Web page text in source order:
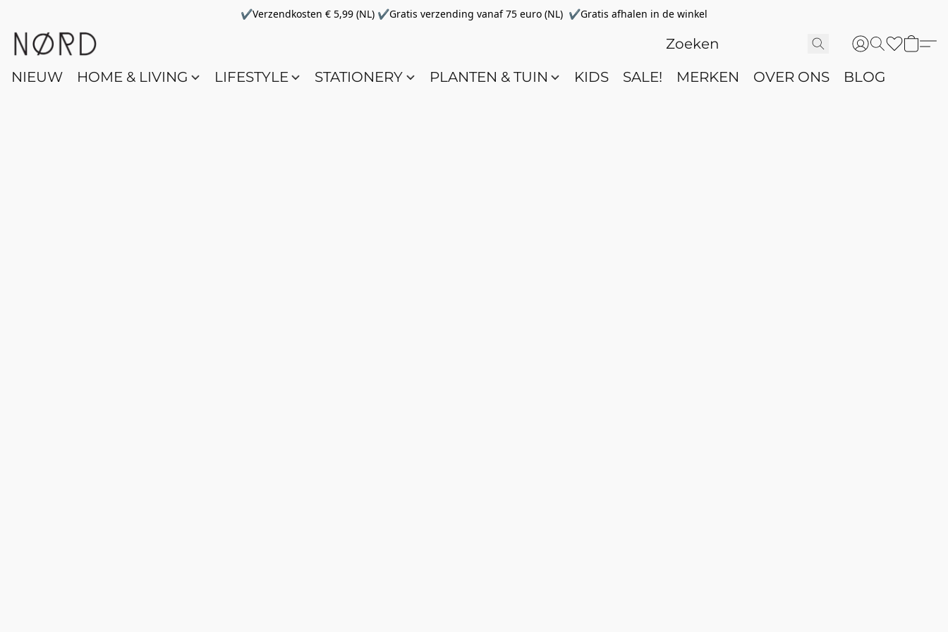
✔Verzendkosten € 5,99 (NL) ✔Gratis verzending vanaf 75 euro (NL) ✔Gratis afhalen in de winkel
NIEUW HOME & LIVING LIFESTYLE STATIONERY PLANTEN & TUIN KIDS SALE! MERKEN OVER ONS BLOG